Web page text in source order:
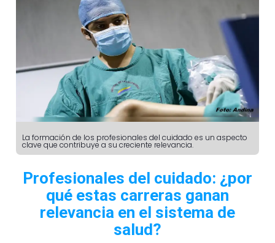
La formación de los profesionales del cuidado es un aspecto
clave que contribuye a su creciente relevancia.
Profesionales del cuidado: ¿por
qué estas carreras ganan
relevancia en el sistema de
salud?